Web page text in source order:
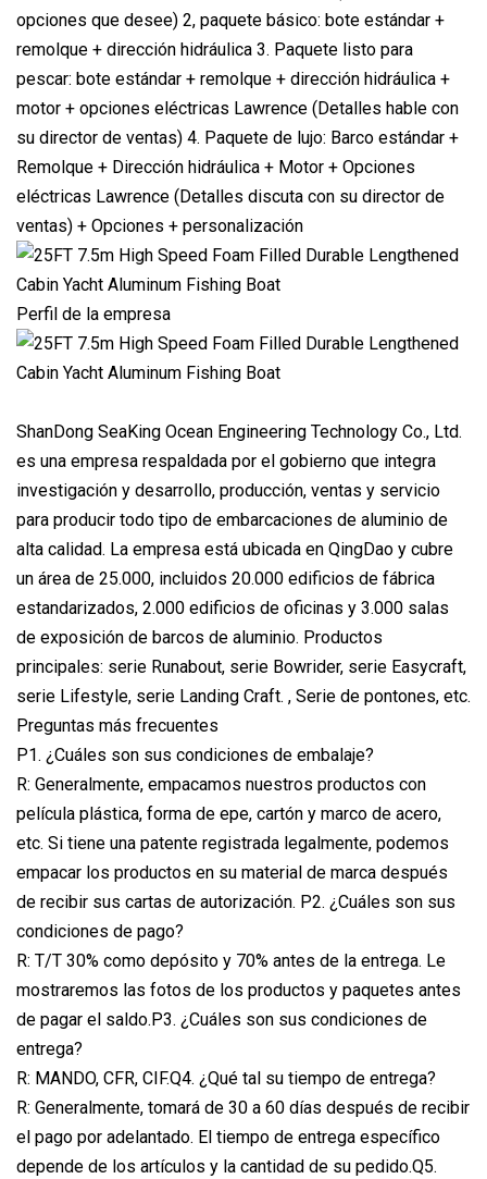
opciones que desee) 2, paquete básico: bote estándar +
remolque + dirección hidráulica 3. Paquete listo para
pescar: bote estándar + remolque + dirección hidráulica +
motor + opciones eléctricas Lawrence (Detalles hable con
su director de ventas) 4. Paquete de lujo: Barco estándar +
Remolque + Dirección hidráulica + Motor + Opciones
eléctricas Lawrence (Detalles discuta con su director de
ventas) + Opciones + personalización
Perfil de la empresa
ShanDong SeaKing Ocean Engineering Technology Co., Ltd.
es una empresa respaldada por el gobierno que integra
investigación y desarrollo, producción, ventas y servicio
para producir todo tipo de embarcaciones de aluminio de
alta calidad. La empresa está ubicada en QingDao y cubre
un área de 25.000, incluidos 20.000 edificios de fábrica
estandarizados, 2.000 edificios de oficinas y 3.000 salas
de exposición de barcos de aluminio. Productos
principales: serie Runabout, serie Bowrider, serie Easycraft,
serie Lifestyle, serie Landing Craft. , Serie de pontones, etc.
Preguntas más frecuentes
P1. ¿Cuáles son sus condiciones de embalaje?
R: Generalmente, empacamos nuestros productos con
película plástica, forma de epe, cartón y marco de acero,
etc. Si tiene una patente registrada legalmente, podemos
empacar los productos en su material de marca después
de recibir sus cartas de autorización. P2. ¿Cuáles son sus
condiciones de pago?
R: T/T 30% como depósito y 70% antes de la entrega. Le
mostraremos las fotos de los productos y paquetes antes
de pagar el saldo.P3. ¿Cuáles son sus condiciones de
entrega?
R: MANDO, CFR, CIF.Q4. ¿Qué tal su tiempo de entrega?
R: Generalmente, tomará de 30 a 60 días después de recibir
el pago por adelantado. El tiempo de entrega específico
depende de los artículos y la cantidad de su pedido.Q5.